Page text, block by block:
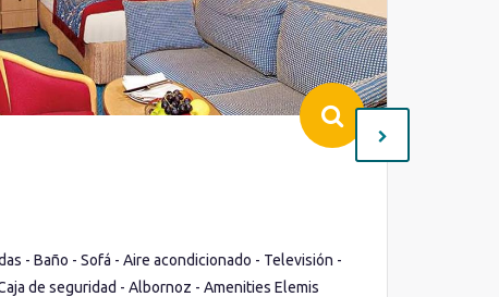
- Baño - Sofá - Aire acondicionado - Televisión -
de seguridad - Albornoz - Amenities Elemis